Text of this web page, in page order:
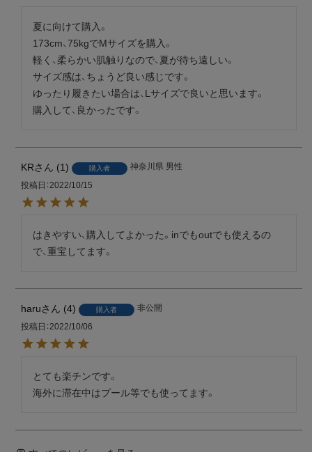
夏に向けて購入。
173cm、75kgでMサイズを購入。
軽く、柔らかい肌触りなので、夏が待ち遠しい。
サイズ感は、ちょうど良い感じです。
ゆったり履きたい場合は、Lサイズで良いと思います。
購入して、良かったです。
KR 1 購入者 神奈川県 男性
投稿日 2022/10/15
はきやすい、購入してよかった。inでもoutでも使えるの
で、重宝してます。
haru 4 購入者
非公開
投稿日 2022/10/06
とても楽チンです。
海外に滞在中はプール等でも使ってます。